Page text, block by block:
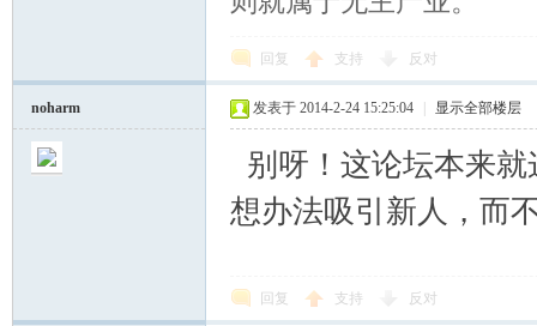
回复 支持 反对
noharm 发表于 2014-2-24 15:25:04 显示全部楼层
别呀！这论坛本来
想办法吸引新人，而
回复 支持 反对